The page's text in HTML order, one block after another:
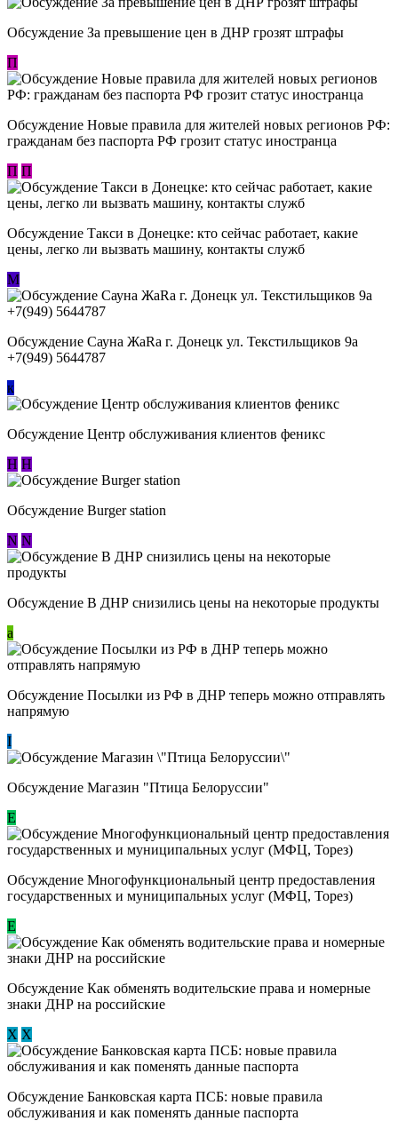
Обсуждение За превышение цен в ДНР грозят штрафы
П
Обсуждение Новые правила для жителей новых регионов РФ:
гражданам без паспорта РФ грозит статус иностранца
П П
Обсуждение ​Такси в Донецке: кто сейчас работает, какие
цены, легко ли вызвать машину, контакты служб
М
Обсуждение Сауна ЖаRa г. Донецк ул. Текстильщиков 9а
+7(949) 5644787
к
Обсуждение Центр обслуживания клиентов феникс
Н Н
Обсуждение Burger station
N N
Обсуждение В ДНР снизились цены на некоторые продукты
a
Обсуждение Посылки из РФ в ДНР теперь можно отправлять
напрямую
I
Обсуждение Магазин "Птица Белоруссии"
Е
Обсуждение Многофункциональный центр предоставления
государственных и муниципальных услуг (МФЦ, Торез)
E
Обсуждение ​Как обменять водительские права и номерные
знаки ДНР на российские
Х Х
Обсуждение ​Банковская карта ПСБ: новые правила
обслуживания и как поменять данные паспорта